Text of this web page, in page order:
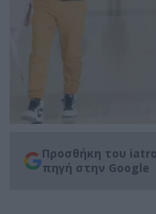
Προσθήκη του
πηγή στην Google